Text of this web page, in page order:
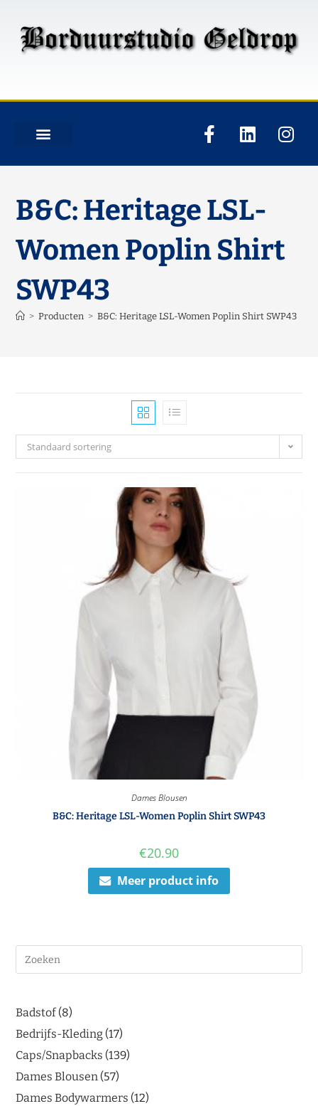
B&C: Heritage LSL-
Women Poplin Shirt
SWP43
> Producten > B&C: Heritage LSL-Women Poplin Shirt SWP43
Standaard sortering
Dames Blousen
B&C: Heritage LSL-Women Poplin Shirt SWP43
€20.90
Meer product info
Badstof 8
Bedrijfs-Kleding 17
Caps/Snapbacks 139
Dames Blousen 57
Dames Bodywarmers 12